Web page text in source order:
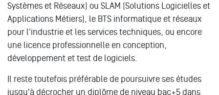
Systèmes et Réseaux) ou SLAM (Solutions Logicielles et
Applications Métiers), le BTS informatique et réseaux
pour l'industrie et les services techniques, ou encore
une licence professionnelle en conception,
développement et test de logiciels.
Il reste toutefois préférable de poursuivre ses études
jusqu'à décrocher un diplôme de niveau bac+5 dans